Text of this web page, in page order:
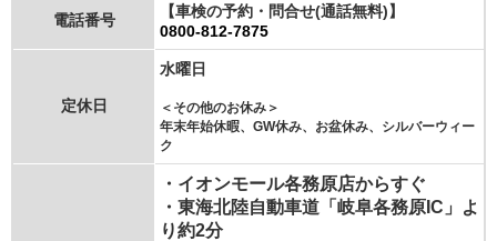
電話番号
【車検の予約・問合せ(通話無料)】
0800-812-7875
定休日
水曜日
＜その他のお休み＞
年末年始休暇、GW休み、お盆休み、シルバーウィー
ク
・イオンモール各務原店からすぐ
・東海北陸自動車道「岐阜各務原IC」よ
り約2分